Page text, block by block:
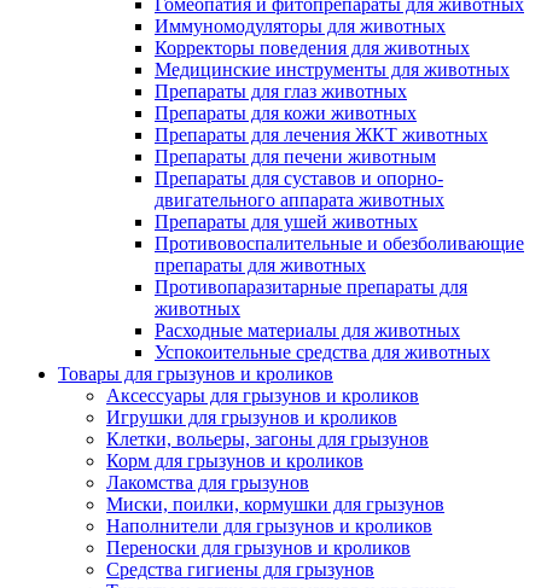
Гомеопатия и фитопрепараты для животных
Иммуномодуляторы для животных
Корректоры поведения для животных
Медицинские инструменты для животных
Препараты для глаз животных
Препараты для кожи животных
Препараты для лечения ЖКТ животных
Препараты для печени животным
Препараты для суставов и опорно-
двигательного аппарата животных
Препараты для ушей животных
Противовоспалительные и обезболивающие
препараты для животных
Противопаразитарные препараты для
животных
Расходные материалы для животных
Успокоительные средства для животных
Товары для грызунов и кроликов
Аксессуары для грызунов и кроликов
Игрушки для грызунов и кроликов
Клетки, вольеры, загоны для грызунов
Корм для грызунов и кроликов
Лакомства для грызунов
Миски, поилки, кормушки для грызунов
Наполнители для грызунов и кроликов
Переноски для грызунов и кроликов
Средства гигиены для грызунов